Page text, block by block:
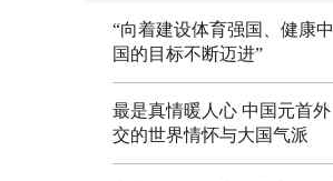
“向着建设体育强国、健康中
国的目标不断迈进”
最是真情暖人心 中国元首外
交的世界情怀与大国气派